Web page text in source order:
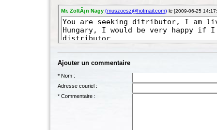
Mr. ZoltÃ¡n Nagy (muszoesz@hotmail.com) le [2009-06-25
Ajouter un commentaire
* Nom :
Adresse couriel :
* Commentaire :